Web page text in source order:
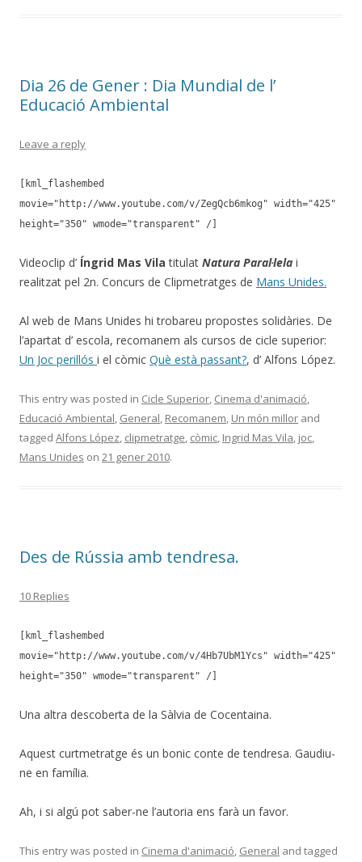
Dia 26 de Gener : Dia Mundial de l’
Educació Ambiental
Leave a reply
[kml_flashembed
movie="http://www.youtube.com/v/ZegQcb6mkog" width="425"
height="350" wmode="transparent" /]
Videoclip d’ Íngrid Mas Vila titulat Natura Paral·lela i
realitzat pel 2n. Concurs de Clipmetratges de Mans Unides.
Al web de Mans Unides hi trobareu propostes solidàries. De
l’apartat d’ escola, recomanem als cursos de cicle superior:
Un Joc perillós i el còmic Què està passant?, d’ Alfons López.
This entry was posted in Cicle Superior, Cinema d'animació,
Educació Ambiental, General, Recomanem, Un món millor and
tagged Alfons López, clipmetratge, còmic, Ingrid Mas Vila, joc,
Mans Unides on 21 gener 2010.
Des de Rússia amb tendresa.
10 Replies
[kml_flashembed
movie="http://www.youtube.com/v/4Hb7UbM1Ycs" width="425"
height="350" wmode="transparent" /]
Una altra descoberta de la Sàlvia de Cocentaina.
Aquest curtmetratge és un bonic conte de tendresa. Gaudiu-
ne en família.
Ah, i si algú pot saber-ne l’autoria ens farà un favor.
This entry was posted in Cinema d'animació, General and tagged